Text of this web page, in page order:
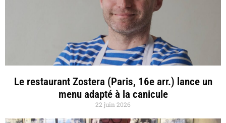
Le restaurant Zostera (Paris, 16e arr.) lance un
menu adapté à la canicule
22 juin 2026